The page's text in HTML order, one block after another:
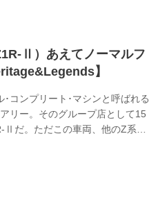
Ⅱ）あえてノーマルフ
】
コンプリート･マシンと呼ばれる
リー。そのグループ店として15
Ⅱだ。ただこの車両、他のZ系
ホイール、セパハン仕様の
っと変わってるというのは、
少ないですし、オリジナル状